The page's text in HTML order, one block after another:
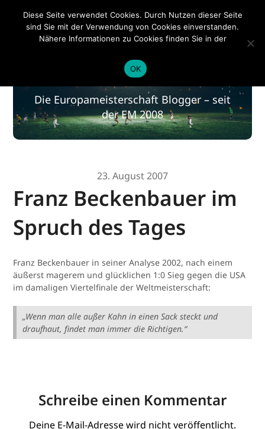
EM 2020
EM 2020
Die Europameisterschaft Blogger – seit
der EM 2008
23. August 2007
Franz Beckenbauer im
Spruch des Tages
Franz Beckenbauer in seiner Analyse 2002, nach einem
äußerst magerem und glücklichen 1:0 Sieg gegen die USA
im damaligen Viertelfinale der Weltmeisterschaft:
„Wenn man alle außer Kahn in einen Sack steckt und
draufhaut, findet man immer die Richtigen.“
Schreibe einen Kommentar
Deine E-Mail-Adresse wird nicht veröffentlicht.
Diese Seite verwendet Cookies. Durch Nutzen dieser Seite
sind Sie mit der Verwendung von Cookies einverstanden.
Nähere Informationen zu Cookies finden Sie in der
OK